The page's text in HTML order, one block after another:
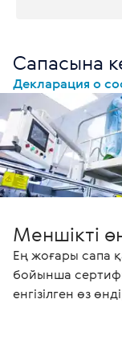
Сапасына
Декларация о
Меншікті
Ең жоғары сапа
бойынша
енгізілген өз